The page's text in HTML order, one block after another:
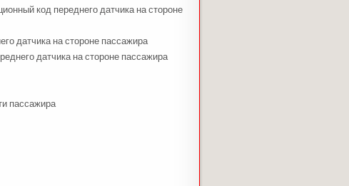
код переднего датчика на стороне
датчика на стороне пассажира
датчика на стороне пассажира
пассажира